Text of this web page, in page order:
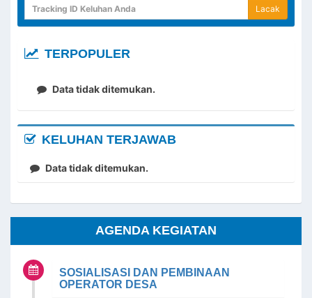
Lacak
TERPOPULER
Data tidak ditemukan.
KELUHAN TERJAWAB
Data tidak ditemukan.
AGENDA KEGIATAN
SOSIALISASI DAN PEMBINAAN
OPERATOR DESA